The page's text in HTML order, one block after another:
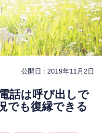
キャンペーン
時期
片思い 結婚
公開日 : 2019年11月2日
話は呼び出しで
でも復縁できる